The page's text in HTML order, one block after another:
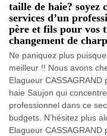
taille de haie? soyez
services d’un
père et fils pour vos
changement de
Ne paniquez plus
meilleur !! Nous avons
Elagueur
haie Saujon qui
professionnel dans ce
budgets. N’hésitez plus
Elagueur